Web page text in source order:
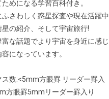
めになる学習百科付き。
さわしく惑星探査や現在活躍中
の紹介、そして宇宙旅行!
な話題でより宇宙を身近に感じ
になっています。
数:<5mm方眼罫 リーダー罫入
方眼罫5mmリーダー罫入り